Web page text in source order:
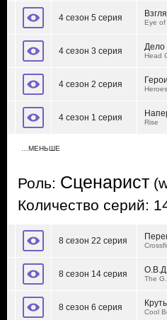
4 сезон 5 серия Eye of
4 сезон 3 серия Дело
Head
4 сезон 2 серия
4 сезон 1 серия Rise
…МЕНЬШЕ
Роль: Сценарист
Количество серий:
8 сезон 22 серия
8 сезон 14 серия The
8 сезон 6 серия Cool